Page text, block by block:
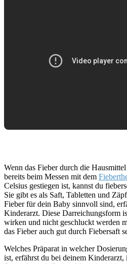
Wenn das Fieber durch die
bereits beim Messen mit dem
Celsius gestiegen ist, kannst du
Sie gibt es als Saft, Tabletten und
Fieber für dein Baby sinnvoll sind,
Kinderarzt. Diese Darreichungsform
wirken und nicht geschluckt werden
das Fieber auch gut durch Fiebersaft
Welches Präparat in welcher
ist, erfährst du bei deinem